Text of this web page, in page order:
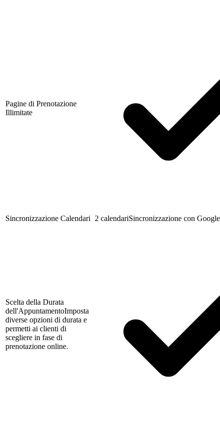
Pagine di Prenotazione
Illimitate
Sincronizzazione Calendari 2 calendariSincronizzazione con
Scelta della Durata
dell'AppuntamentoImposta
diverse opzioni di durata e
permetti ai clienti di
scegliere in fase di
prenotazione online.